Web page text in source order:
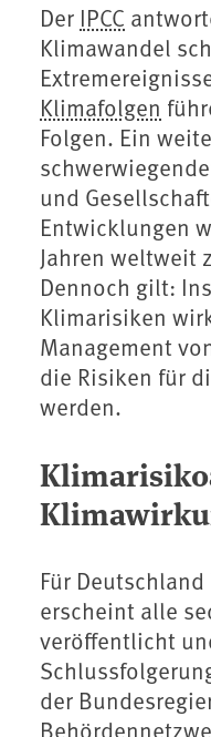
Der IPCC
Klimawandel
Klimafolgen
Folgen. Ein
und
Entwicklungen
Jahren weltweit
Dennoch gilt:
Klimarisiken
Management
die Risiken für
werden.
Für
erscheint alle
veröffentlicht
der